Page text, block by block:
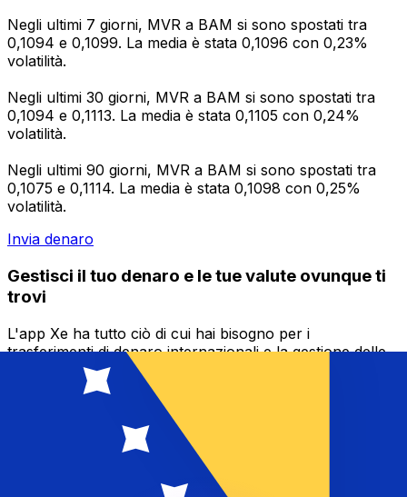
Negli ultimi 7 giorni, MVR a BAM si sono spostati tra
0,1094 e 0,1099. La media è stata 0,1096 con 0,23%
volatilità.
Negli ultimi 30 giorni, MVR a BAM si sono spostati tra
0,1094 e 0,1113. La media è stata 0,1105 con 0,24%
volatilità.
Negli ultimi 90 giorni, MVR a BAM si sono spostati tra
0,1075 e 0,1114. La media è stata 0,1098 con 0,25%
volatilità.
Invia denaro
Gestisci il tuo denaro e le tue valute ovunque ti
trovi
L'app Xe ha tutto ciò di cui hai bisogno per i
trasferimenti di denaro internazionali e la gestione delle
valute. Converti le valute, imposta avvisi sui tassi di
cambio e trasferisci denaro all'estero senza commissioni
nascoste. Scaricala oggi stesso!